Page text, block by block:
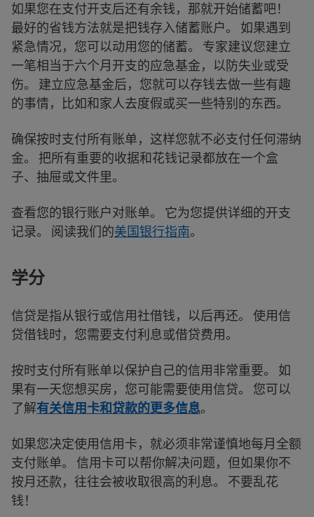
如果您在支付开支后还有余钱，那就开始储蓄吧！
最好的省钱方法就是把钱存入储蓄账户。 如果遇到
紧急情况，您可以动用您的储蓄。 专家建议您建立
一笔相当于六个月开支的应急基金，以防失业或受
伤。 建立应急基金后，您就可以存钱去做一些有趣
的事情，比如和家人去度假或买一些特别的东西。
确保按时支付所有账单，这样您就不必支付任何滞纳
金。 把所有重要的收据和花钱记录都放在一个盒
子、抽屉或文件里。
查看您的银行账户对账单。 它为您提供详细的开支
记录。 阅读我们的美国银行指南。
学分
信贷是指从银行或信用社借钱，以后再还。 使用信
贷借钱时，您需要支付利息或借贷费用。
按时支付所有账单以保护自己的信用非常重要。 如
果有一天您想买房，您可能需要使用信贷。 您可以
了解有关信用卡和贷款的更多信息。
如果您决定使用信用卡，就必须非常谨慎地每月全额
支付账单。 信用卡可以帮你解决问题，但如果你不
按月还款，往往会被收取很高的利息。 不要乱花
钱！